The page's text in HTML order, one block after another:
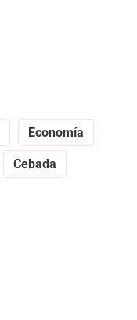
Economía
Cebada